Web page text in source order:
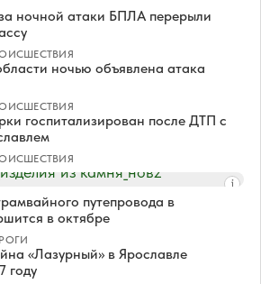
ночной атаки БПЛА перерыли
ночью объявлена атака
госпитализирован после ДТП с
путепровода в
в октябре
«Лазурный» в Ярославле
году